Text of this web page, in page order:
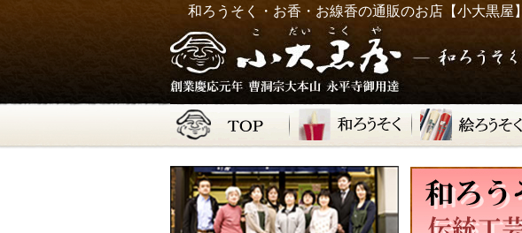
和ろうそく・お香・お線香の通販のお店【小大黒屋】